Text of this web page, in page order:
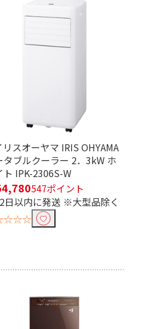
リスオーヤマ IRIS OHYAMA
タブルクーラー 2．3kW ホ
ト IPK-2306S-W
547ポイント
日以内に発送 ※大型品除く